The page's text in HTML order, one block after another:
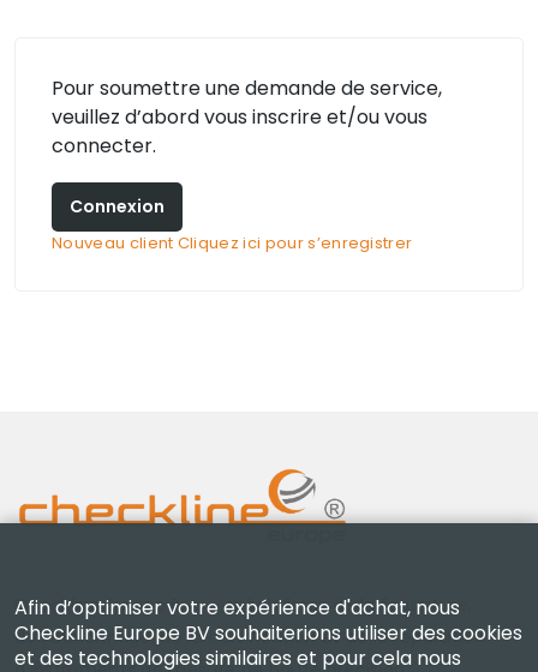
Pour soumettre une demande de service,
veuillez d’abord vous inscrire et/ou vous
connecter.
Connexion
Nouveau client Cliquez ici pour s’enregistrer
Checkline Europe B.V. — spécialistes de la fourniture,
de l'étalonnage, de la certification et de la réparation
Afin d’optimiser votre expérience d'achat, nous
Checkline Europe BV souhaiterions utiliser des cookies
et des technologies similaires et pour cela nous